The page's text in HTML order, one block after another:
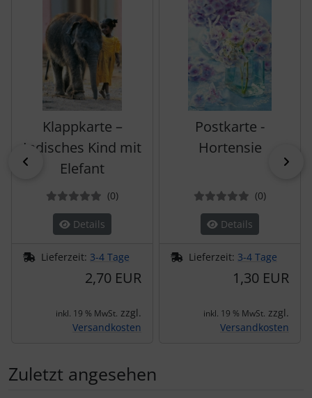
zurück
Klappkarte –
Indisches Kind mit
Elefant
(0Bewertungen
)
Details
Lieferzeit: 3-4 Tage
2,70 EUR
inkl. 19 % MwSt. zzgl.
Versandkosten
Postkarte -
Hortensie
(0)
Details
Lieferzeit: 3-4 Tage
1,30 EUR
inkl. 19 % MwSt. zzgl.
Versandkosten
Zuletzt angesehen